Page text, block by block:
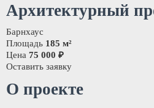
Архитектурный
Барнхаус
Площадь 185 м²
Цена 75 000 ₽
Оставить заявку
О проекте